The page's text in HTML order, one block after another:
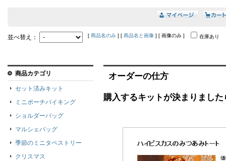
並べ替え： [ 商品名のみ ] [ 商品名と画像 ] [ 画像のみ ] 在庫あり
オーダーの仕方
購入するキットが決まりまし
商品カテゴリ
セット済みキット
ミニポーチバイキング
ショルダーバッグ
マルシェバッグ
季節のミニタペストリー
クリスマス